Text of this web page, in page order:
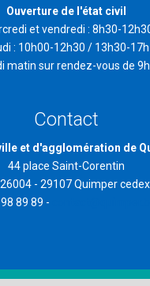
Ouverture de l'état civil
et vendredi : 8h30-
: 10h00-12h30 / 13h30-17h
matin sur rendez-vous de
Contact
et d'agglomération de
44 place Saint-Corentin
- 29107 Quimper cedex
89 89 -